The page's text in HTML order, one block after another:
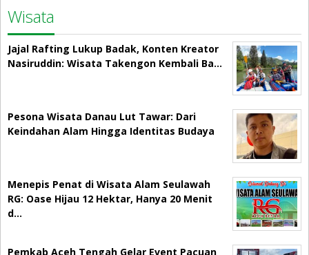
Wisata
Jajal Rafting Lukup Badak, Konten Kreator
Nasiruddin: Wisata Takengon Kembali Ba…
Pesona Wisata Danau Lut Tawar: Dari
Keindahan Alam Hingga Identitas Budaya
Menepis Penat di Wisata Alam Seulawah
RG: Oase Hijau 12 Hektar, Hanya 20 Menit
d…
Pemkab Aceh Tengah Gelar Event Pacuan